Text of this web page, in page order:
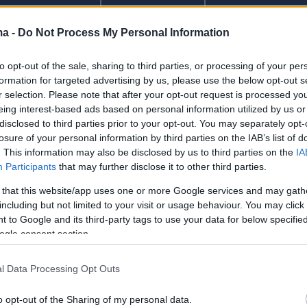
- Do Not Process My Personal Information
opt-out of the sale, sharing to third parties, or processing of your
for targeted advertising by us, please use the below opt-out
selection. Please note that after your opt-out request is processed
interest-based ads based on personal information utilized by us
to third parties prior to your opt-out. You may separately
of your personal information by third parties on the IAB’s list of
This information may also be disclosed by us to third parties on the
Participants that may further disclose it to other third parties.
that this website/app uses one or more Google services and may
but not limited to your visit or usage behaviour. You may
to Google and its third-party tags to use your data for below
consent section.
Data Processing Opt Outs
opt-out of the Sharing of my personal data.
(%)
(%)
11,1
6,2 5,5
Day 17,8
13
Chef 2,7 3,3
Ώρα
Ελλάδος 5,7
10,2
Νωρίς 3,2 3,5